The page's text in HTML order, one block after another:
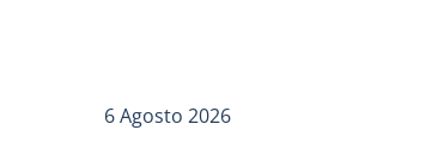
6 Agosto 2026